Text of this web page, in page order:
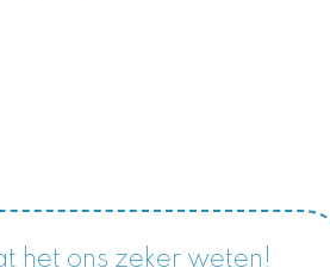
het ons zeker weten!